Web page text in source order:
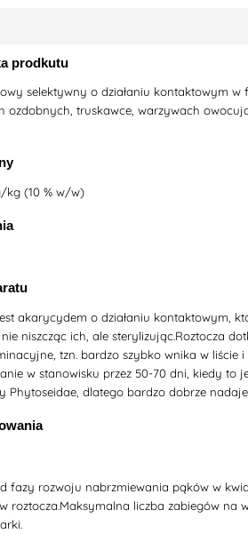
prodkutu
selektywny o działaniu kontaktowym
ozdobnych, truskawce, warzywach
kg (10 % w/w)
akarycydem o działaniu kontaktowym,
nie niszcząc ich, ale sterylizując.Roztocza
tzn. bardzo szybko wnika w
w stanowisku przez 50-70 dni, kiedy
Phytoseidae, dlatego bardzo dobrze
fazy rozwoju nabrzmiewania pąków w
roztocza.Maksymalna liczba zabiegów na